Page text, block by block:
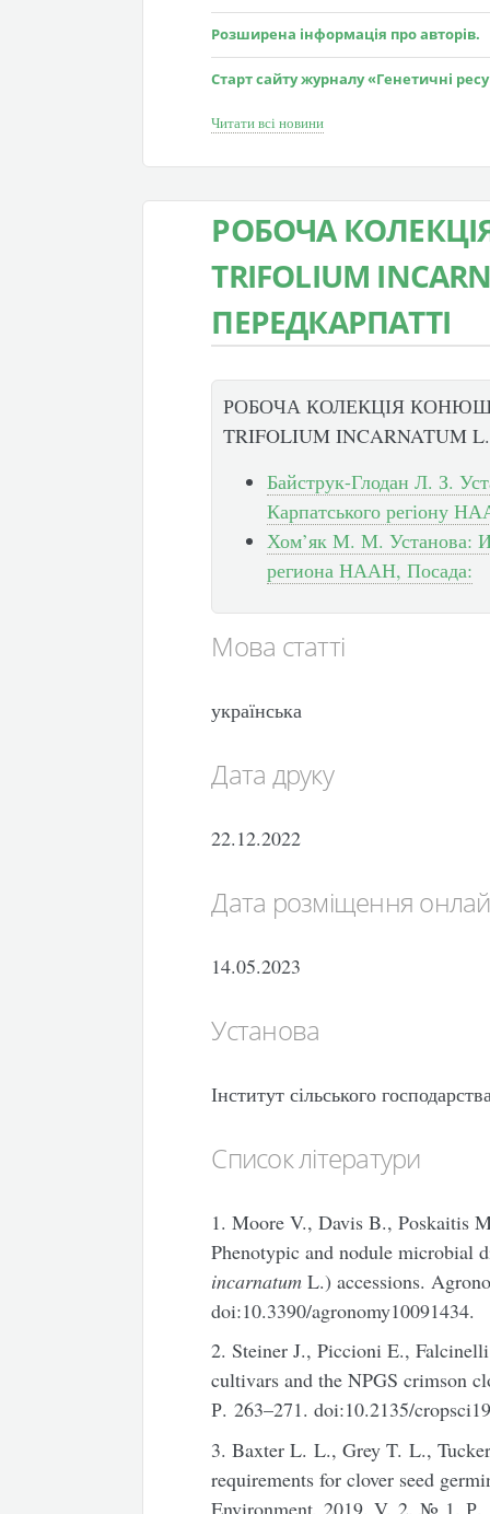
Розширена інформація про авторів.
Старт сайту журналу «Генетичні
Читати всі новини
РОБОЧА
TRIFOLIUM
ПЕРЕДКАРПАТТІ
РОБОЧА КОЛЕКЦІЯ
TRIFOLIUM INCARNATUM
Байструк-Глодан Л. З.
Карпатського регіону
Хом’як М. М. Установа:
региона НААН, Посада:
Мова статті
українська
Дата друку
22.12.2022
Дата розміщення
14.05.2023
Установа
Інститут сільського
Список літератури
1. Moore V., Davis B., Poskaitis
Phenotypic and nodule microbial
incarnatum L.) accessions.
doi:10.3390/agronomy10091434.
2. Steiner J., Piccioni E.,
cultivars and the NPGS crimson
Р. 263–271. doi:10.2135/
3. Baxter L. L., Grey T. L.,
requirements for clover seed
Environment. 2019. V. 2. № 1. Р.